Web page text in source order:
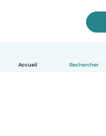
Accueil Rechercher